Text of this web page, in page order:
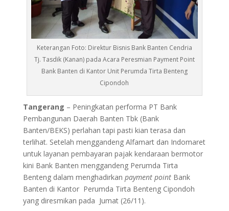
Keterangan Foto: Direktur Bisnis Bank Banten Cendria
Tj. Tasdik (Kanan) pada Acara Peresmian Payment Point
Bank Banten di Kantor Unit Perumda Tirta Benteng
Cipondoh
Tangerang – Peningkatan performa PT Bank
Pembangunan Daerah Banten Tbk (Bank
Banten/BEKS) perlahan tapi pasti kian terasa dan
terlihat. Setelah menggandeng Alfamart dan Indomaret
untuk layanan pembayaran pajak kendaraan bermotor
kini Bank Banten menggandeng Perumda Tirta
Benteng dalam menghadirkan payment pointBank
Banten di Kantor Perumda Tirta Benteng Cipondoh
yang diresmikan pada Jumat (26/11).